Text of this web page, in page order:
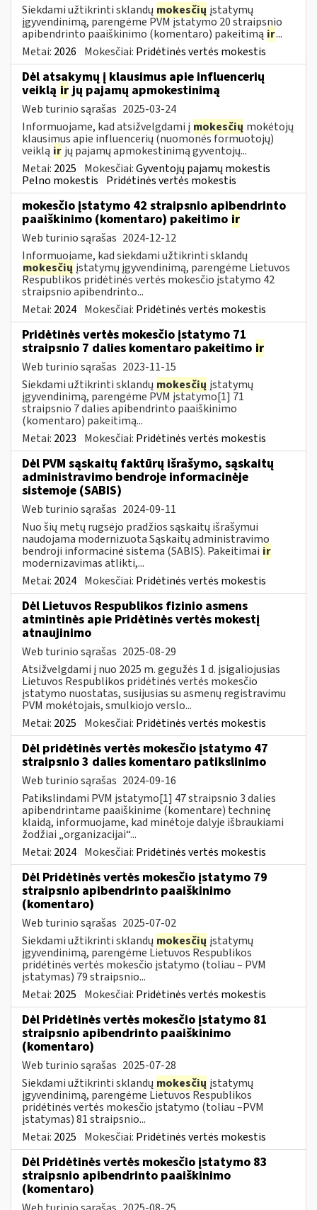
Siekdami užtikrinti sklandų mokesčių įstatymų
įgyvendinimą, parengėme PVM įstatymo 20 straipsnio
apibendrinto paaiškinimo (komentaro) pakeitimą ir...
Metai: 2026 Mokesčiai: Pridėtinės vertės mokestis
Dėl atsakymų į klausimus apie influencerių
veiklą irjų pajamų apmokestinimą
Web turinio sąrašas 2025-03-24
Informuojame, kad atsižvelgdami į mokesčių mokėtojų
klausimus apie influencerių (nuomonės formuotojų)
veiklą ir jų pajamų apmokestinimą gyventojų...
Metai: 2025 Mokesčiai:Gyventojų pajamų mokestis
Pelno mokestis Pridėtinės vertės mokestis
mokesčio įstatymo 42 straipsnio apibendrinto
paaiškinimo (komentaro) pakeitimo ir
Web turinio sąrašas 2024-12-12
Informuojame, kad siekdami užtikrinti sklandų
mokesčių įstatymų įgyvendinimą, parengėme Lietuvos
Respublikos pridėtinės vertės mokesčio įstatymo 42
straipsnio apibendrinto...
Metai: 2024 Mokesčiai: Pridėtinės vertės mokestis
Pridėtinės vertės mokesčio įstatymo 71
straipsnio 7 dalies komentaro pakeitimo ir
Web turinio sąrašas 2023-11-15
Siekdami užtikrinti sklandų mokesčių įstatymų
įgyvendinimą, parengėme PVM įstatymo[1] 71
straipsnio 7 dalies apibendrinto paaiškinimo
(komentaro) pakeitimą...
Metai: 2023 Mokesčiai: Pridėtinės vertės mokestis
Dėl PVM sąskaitų faktūrų išrašymo, sąskaitų
administravimo bendroje informacinėje
sistemoje (SABIS)
Web turinio sąrašas 2024-09-11
Nuo šių metų rugsėjo pradžios sąskaitų išrašymui
naudojama modernizuota Sąskaitų administravimo
bendroji informacinė sistema (SABIS). Pakeitimai ir
modernizavimas atlikti,...
Metai: 2024 Mokesčiai: Pridėtinės vertės mokestis
Dėl Lietuvos Respublikos fizinio asmens
atmintinės apie Pridėtinės vertės mokestį
atnaujinimo
Web turinio sąrašas 2025-08-29
Atsižvelgdami į nuo 2025 m. gegužės 1 d. įsigaliojusias
Lietuvos Respublikos pridėtinės vertės mokesčio
įstatymo nuostatas, susijusias su asmenų registravimu
PVM mokėtojais, smulkiojo verslo...
Metai: 2025 Mokesčiai: Pridėtinės vertės mokestis
Dėl pridėtinės vertės mokesčio įstatymo 47
straipsnio 3 dalies komentaro patikslinimo
Web turinio sąrašas 2024-09-16
Patikslindami PVM įstatymo[1] 47 straipsnio 3 dalies
apibendrintame paaiškinime (komentare) techninę
klaidą, informuojame, kad minėtoje dalyje išbraukiami
žodžiai „organizacijai“...
Metai: 2024 Mokesčiai: Pridėtinės vertės mokestis
Dėl Pridėtinės vertės mokesčio įstatymo 79
straipsnio apibendrinto paaiškinimo
(komentaro)
Web turinio sąrašas 2025-07-02
Siekdami užtikrinti sklandų mokesčių įstatymų
įgyvendinimą, parengėme Lietuvos Respublikos
pridėtinės vertės mokesčio įstatymo (toliau – PVM
įstatymas) 79 straipsnio...
Metai: 2025 Mokesčiai: Pridėtinės vertės mokestis
Dėl Pridėtinės vertės mokesčio įstatymo 81
straipsnio apibendrinto paaiškinimo
(komentaro)
Web turinio sąrašas 2025-07-28
Siekdami užtikrinti sklandų mokesčių įstatymų
įgyvendinimą, parengėme Lietuvos Respublikos
pridėtinės vertės mokesčio įstatymo (toliau –PVM
įstatymas) 81 straipsnio...
Metai: 2025 Mokesčiai: Pridėtinės vertės mokestis
Dėl Pridėtinės vertės mokesčio įstatymo 83
straipsnio apibendrinto paaiškinimo
(komentaro)